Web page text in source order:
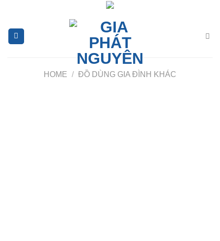
nội
dung
HOME / ĐỒ DÙNG GIA ĐÌNH KHÁC